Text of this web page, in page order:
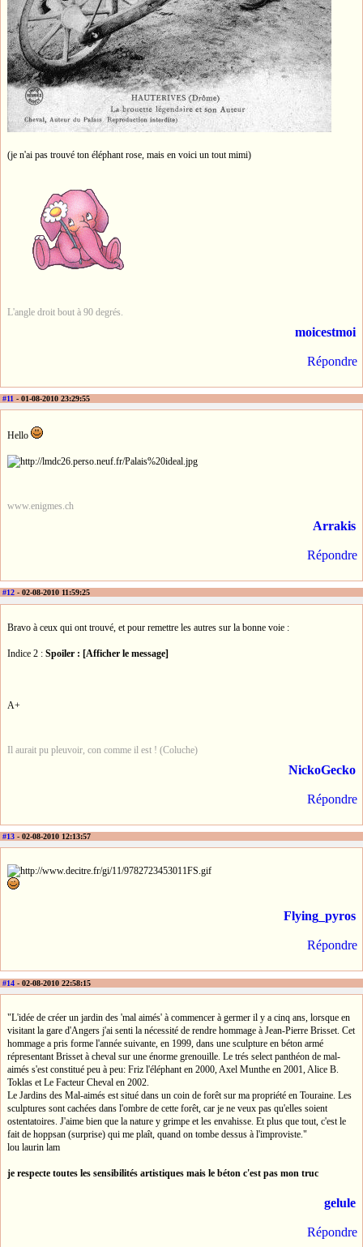
(je n'ai pas trouvé ton éléphant rose, mais en voici un tout mimi)
L'angle droit bout à 90 degrés.
moicestmoi
Répondre
#11 - 01-08-2010 23:29:55
Hello
www.enigmes.ch
Arrakis
Répondre
#12 - 02-08-2010 11:59:25
Bravo à ceux qui ont trouvé, et pour remettre les autres sur la bonne voie :
Indice 2 : Spoiler : [Afficher le message]
A+
Il aurait pu pleuvoir, con comme il est ! (Coluche)
NickoGecko
Répondre
#13 - 02-08-2010 12:13:57
Flying_pyros
Répondre
#14 - 02-08-2010 22:58:15
"L'idée de créer un jardin des 'mal aimés' à commencer à germer il y a cinq ans, lorsque en
visitant la gare d'Angers j'ai senti la nécessité de rendre hommage à Jean-Pierre Brisset. Cet
hommage a pris forme l'année suivante, en 1999, dans une sculpture en béton armé
répresentant Brisset à cheval sur une énorme grenouille. Le trés select panthéon de mal-
aimés s'est constitué peu à peu: Friz l'éléphant en 2000, Axel Munthe en 2001, Alice B.
Toklas et Le Facteur Cheval en 2002.
Le Jardins des Mal-aimés est situé dans un coin de forêt sur ma propriété en Touraine. Les
sculptures sont cachées dans l'ombre de cette forêt, car je ne veux pas qu'elles soient
ostentatoires. J'aime bien que la nature y grimpe et les envahisse. Et plus que tout, c'est le
fait de hoppsan (surprise) qui me plaît, quand on tombe dessus à l'improviste."
lou laurin lam
je respecte toutes les sensibilités artistiques mais le béton c'est pas mon truc
gelule
Répondre